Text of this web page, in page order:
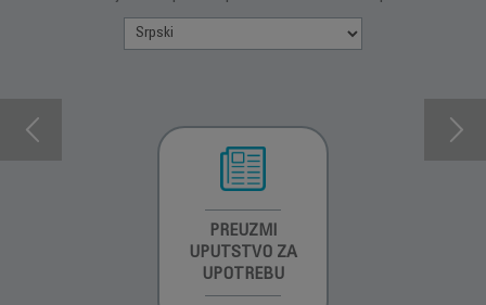
PREUZMI
UPUTSTVO ZA
UPOTREBU